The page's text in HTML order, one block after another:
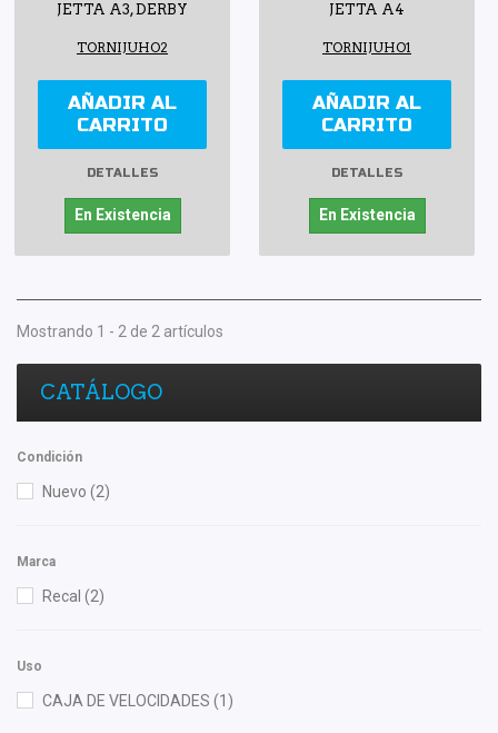
JETTA A3, DERBY
TORNIJUHO2
AÑADIR AL
CARRITO
DETALLES
En Existencia
JETTA A4
TORNIJUHO1
AÑADIR AL
CARRITO
DETALLES
En Existencia
Mostrando 1 - 2 de 2 artículos
CATÁLOGO
Condición
Nuevo (2)
Marca
Recal (2)
Uso
CAJA DE VELOCIDADES (1)